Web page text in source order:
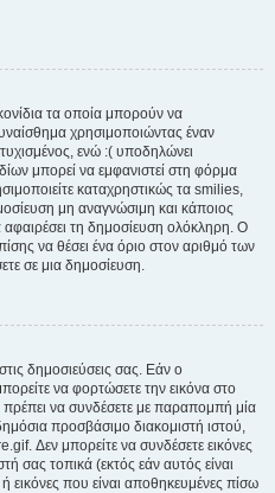
τα οποία μπορούν να
χρησιμοποιώντας έναν
ενώ :( υποδηλώνει
μπορεί να εμφανιστεί στη φόρμα
καταχρηστικώς τα smilies,
μη αναγνώσιμη και κάποιος
αφαιρέσει τη δημοσίευση ολόκληρη. Ο
να θέσει ένα όριο στον αριθμό των
σε μια δημοσίευση.
δημοσιεύσεις σας. Εάν ο
να φορτώσετε την εικόνα στο
να συνδέσετε με παραπομπή μία
προσβάσιμο διακομιστή ιστού,
Δεν μπορείτε να συνδέσετε εικόνες
σας τοπικά (εκτός εάν αυτός είναι
εικόνες που είναι αποθηκευμένες πίσω